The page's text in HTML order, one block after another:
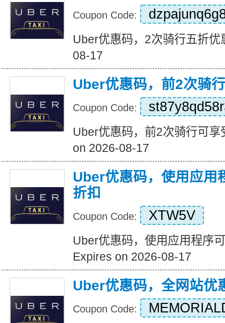
Coupon Code:
Uber优惠码，2次骑行五折
08-17
Uber优惠码，前2次骑
Coupon Code:
Uber优惠码，前2次骑行可
on 2026-08-17
Uber优惠码，使用应用
折扣
Coupon Code: XTW5V
Uber优惠码，使用应用程序
Expires on 2026-08-17
Uber优惠码，全网站优
Coupon Code: